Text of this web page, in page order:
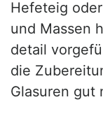
Hefeteig
und Massen
detail
die
Glasuren gut